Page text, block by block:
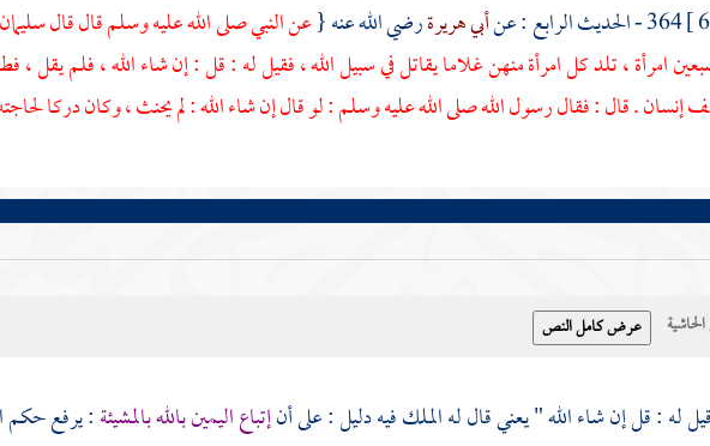
364 - الحديث الرابع : عن أبي هريرةرضي الله عنه {عن النبي صلى الله عليه وسلم قال قال
امرأة ، تلد كل امرأة منهن غلاما يقاتل في سبيل الله ، فقيل له : قل : إن شاء الله ، فلم يقل ،
. قال : فقال رسول الله صلى الله عليه وسلم : لو قال إن شاء الله : لم يحنث ، وكان دركا
له : قل إن شاء الله " يعني قال له الملك فيه دليل : على أنإتباع اليمين بالله بالمشيئة: يرفع حكم